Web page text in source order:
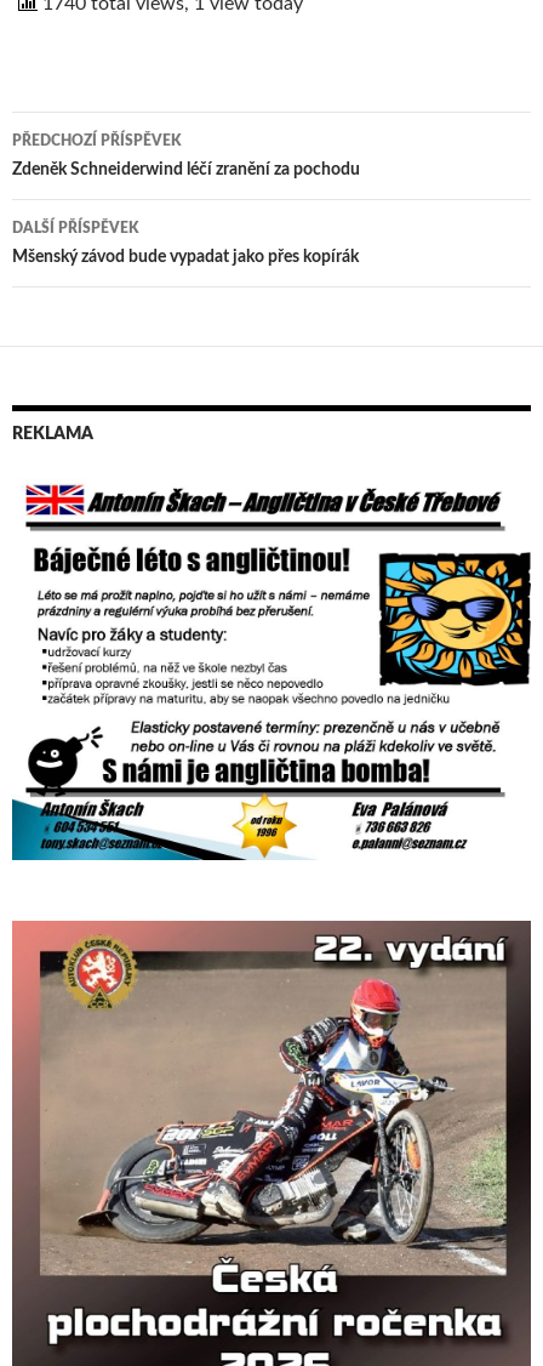
Navigace
pro
příspěvek
PŘEDCHOZÍ PŘÍSPĚVEK
Zdeněk Schneiderwind léčí zranění za pochodu
DALŠÍ PŘÍSPĚVEK
Mšenský závod bude vypadat jako přes kopírák
REKLAMA